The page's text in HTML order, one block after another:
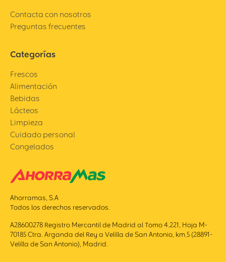
Contacta con nosotros
Preguntas frecuentes
Categorías
Frescos
Alimentación
Bebidas
Lácteos
Limpieza
Cuidado personal
Congelados
Ahorramas, S.A
Todos los derechos reservados.
A28600278 Registro Mercantil de Madrid al Tomo 4.221, Hoja M-
70185 Ctra. Arganda del Rey a Velilla de San Antonio, km.5 (28891-
Velilla de San Antonio), Madrid.